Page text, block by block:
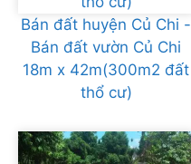
Bán đất huyện Củ Chi -
Bán đất vườn Củ Chi
18m x 42m(300m2 đất
thổ cư)